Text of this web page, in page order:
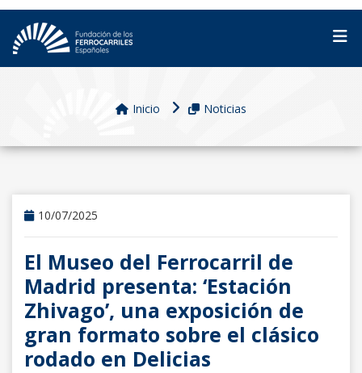
Inicio Noticias
10/07/2025
El Museo del Ferrocarril de
Madrid presenta: ‘Estación
Zhivago’, una exposición de
gran formato sobre el clásico
rodado en Delicias